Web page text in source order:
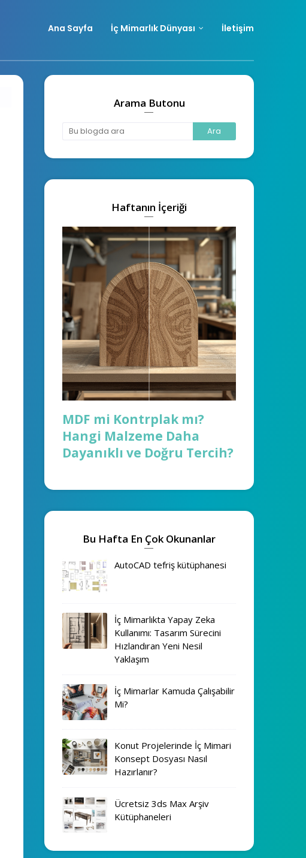
Ana Sayfa İç Mimarlık Dünyası İletişim
Arama Butonu
Haftanın İçeriği
MDF mi Kontrplak mı?
Hangi Malzeme Daha
Dayanıklı ve Doğru Tercih?
Bu Hafta En Çok Okunanlar
AutoCAD tefriş kütüphanesi
İç Mimarlıkta Yapay Zeka
Kullanımı: Tasarım Sürecini
Hızlandıran Yeni Nesil
Yaklaşım
İç Mimarlar Kamuda Çalışabilir
Mi?
Konut Projelerinde İç Mimari
Konsept Dosyası Nasıl
Hazırlanır?
Ücretsiz 3ds Max Arşiv
Kütüphaneleri